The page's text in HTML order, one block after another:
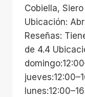
Cobiella,
Ubicación:
Reseñas:
de 4.4